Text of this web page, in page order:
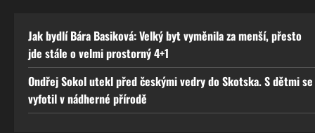
Jak bydlí Bára Basiková: Velký byt vyměnila za menší, přesto
jde stále o velmi prostorný 4+1
Ondřej Sokol utekl před českými vedry do Skotska. S dětmi se
vyfotil v nádherné přírodě